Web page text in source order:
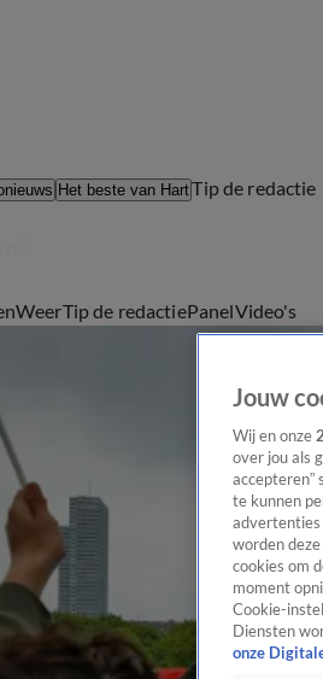
Het beste van HartTip de redactie
WeerTip de redactiePanelVideo's
Jouw
Wij en onze
over jou als
accepteren”
te kunnen
advertenties
worden
cookies om
moment
Cookie-
Diensten
onze